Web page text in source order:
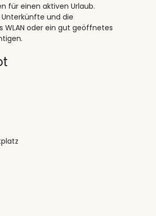
für einen aktiven Urlaub.
und die
WLAN oder ein gut geöffnetes